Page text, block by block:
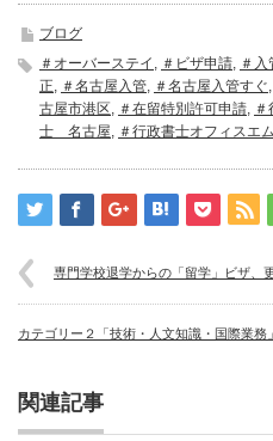
ブログ
＃オーバーステイ , ＃ビザ申請, ＃入
正, ＃名古屋入管, ＃名古屋入管すぐ,
古屋市港区, ＃在留特別許可申請,
士 名古屋, ＃行政書士オフィスエム
専門学校退学からの「留学」ビザ、
カテゴリー２「技術・人文知識・国際業務
関連記事